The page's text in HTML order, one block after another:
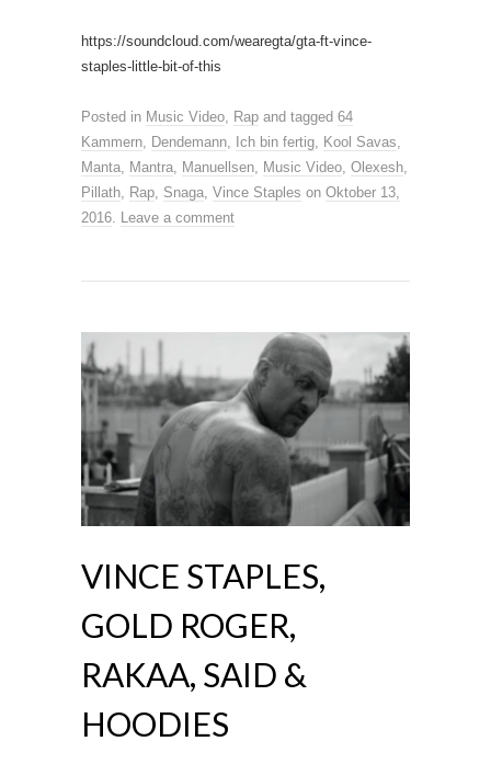
https://soundcloud.com/wearegta/gta-ft-vince-
staples-little-bit-of-this
Posted in Music Video Rap and tagged 64
Kammern Dendemann Ich bin fertig Kool Savas
Manta Mantra Manuellsen Music Video Olexesh
Pillath Rap Snaga Vince Staples on Oktober 13,
2016 Leave a comment
VINCE STAPLES,
GOLD ROGER,
RAKAA, SAID &
HOODIES